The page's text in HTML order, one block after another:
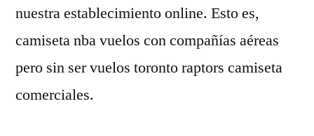
nuestra establecimiento online. Esto es,
camiseta nba vuelos con compañías aéreas
pero sin ser vuelos toronto raptors camiseta
comerciales.